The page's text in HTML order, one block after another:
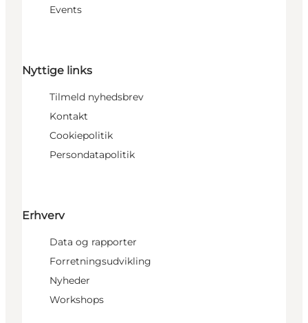
Events
Nyttige links
Tilmeld nyhedsbrev
Kontakt
Cookiepolitik
Persondatapolitik
Erhverv
Data og rapporter
Forretningsudvikling
Nyheder
Workshops